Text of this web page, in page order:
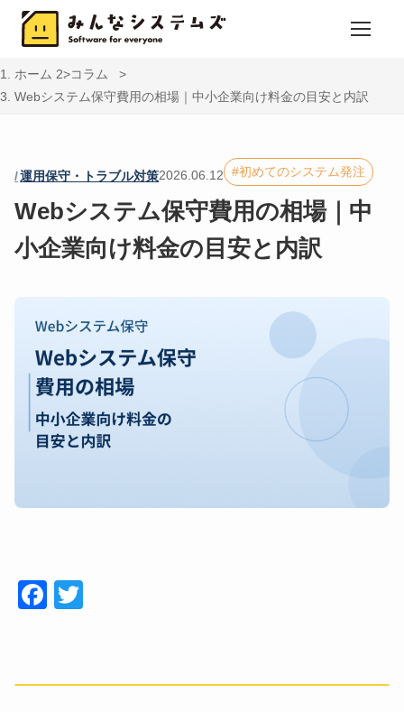
ホーム
コラム
Webシステム保守費用の相場｜中小企業向け料金の目安と内訳
運用保守・トラブル対策2026.06.12 初めてのシステム発注
Webシステム保守費用の相場｜中
小企業向け料金の目安と内訳
Face